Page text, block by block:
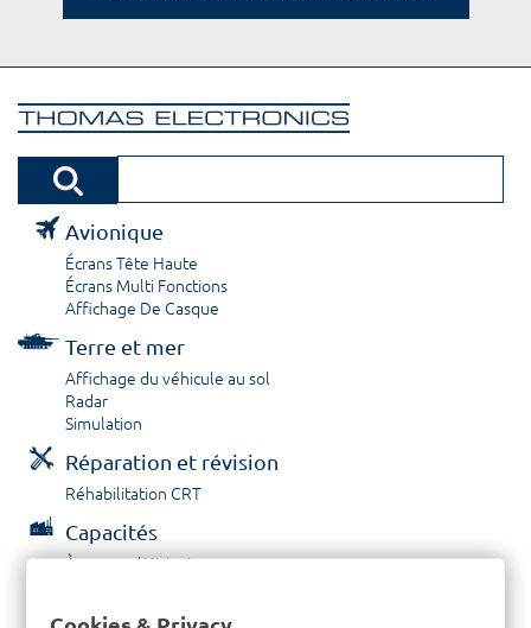
Avionique
Écrans Tête Haute
Écrans Multi Fonctions
Affichage De Casque
Terre et mer
Affichage du véhicule au sol
Radar
Simulation
Réparation et révision
Réhabilitation CRT
Capacités
À propos / Historique